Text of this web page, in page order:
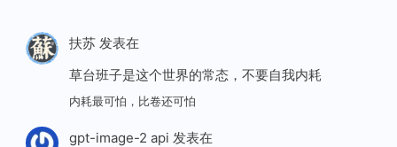
扶苏发表在
草台班子是这个世界的常态，不要自我内耗
内耗最可怕，比卷还可怕
gpt-image-2 api 发表在